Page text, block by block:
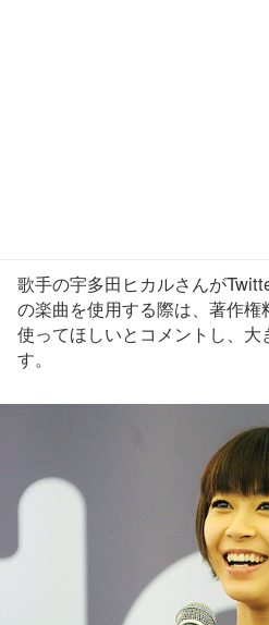
歌手の宇多田ヒカルさんが
の楽曲を使用する際は、著作
使ってほしいとコメントし、大
す。